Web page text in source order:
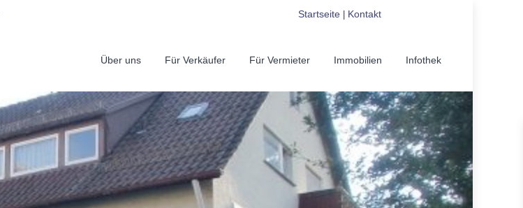
Startseite| Kontakt
Über uns Für Verkäufer Für Vermieter Immobilien Infothek